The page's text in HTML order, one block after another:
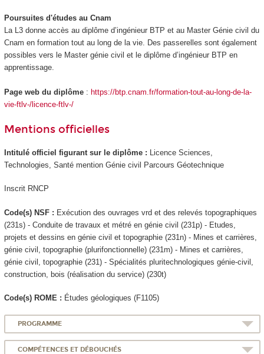
Poursuites d'études au Cnam
La L3 donne accès au diplôme d’ingénieur BTP et au Master Génie civil du
Cnam en formation tout au long de la vie. Des passerelles sont également
possibles vers le Master génie civil et le diplôme d’ingénieur BTP en
apprentissage.
Page web du diplôme : https://btp.cnam.fr/formation-tout-au-long-de-la-
vie-ftlv-/licence-ftlv-/
Mentions officielles
Intitulé officiel figurant sur le diplôme : Licence Sciences,
Technologies, Santé mention Génie civil Parcours Géotechnique
Inscrit RNCP
Code(s) NSF : Exécution des ouvrages vrd et des relevés topographiques
(231s) - Conduite de travaux et métré en génie civil (231p) - Etudes,
projets et dessins en génie civil et topographie (231n) - Mines et carrières,
génie civil, topographie (plurifonctionnelle) (231m) - Mines et carrières,
génie civil, topographie (231) - Spécialités pluritechnologiques génie-civil,
construction, bois (réalisation du service) (230t)
Code(s) ROME : Études géologiques (F1105)
PROGRAMME
COMPÉTENCES ET DÉBOUCHÉS